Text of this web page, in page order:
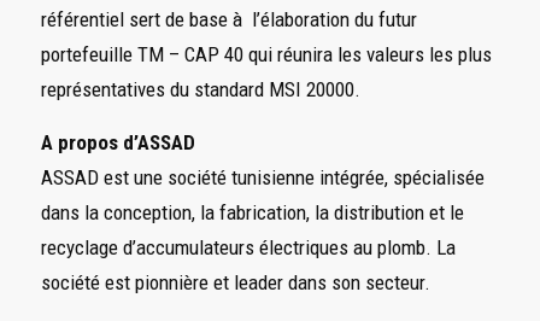
référentiel sert de base à l’élaboration du futur
portefeuille TM – CAP 40 qui réunira les valeurs les plus
représentatives du standard MSI 20000.
A propos d’ASSAD
ASSAD est une société tunisienne intégrée, spécialisée
dans la conception, la fabrication, la distribution et le
recyclage d’accumulateurs électriques au plomb. La
société est pionnière et leader dans son secteur.